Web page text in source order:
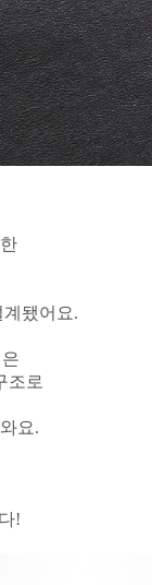
됐어요.
조로
요.
!